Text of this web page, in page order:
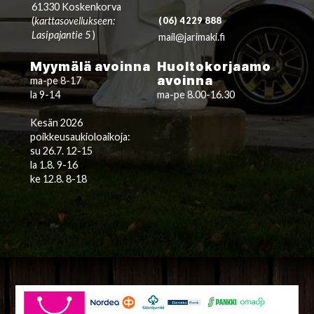
61330 Koskenkorva
(karttasovellukseen:
Lasipajantie 5)
(06) 4229 888
mail@jarimaki.fi
Myymälä avoinna
ma-pe 8-17
la 9-14
Kesän 2026
poikkeusaukioloaikoja:
su 26.7. 12-15
la 1.8. 9-16
ke 12.8. 8-18
Huoltokorjaamo
avoinna
ma-pe 8.00-16.30